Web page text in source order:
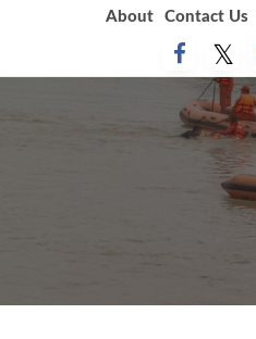
About Contact Us